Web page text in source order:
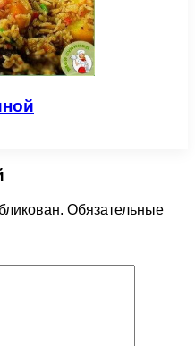
Обязательные